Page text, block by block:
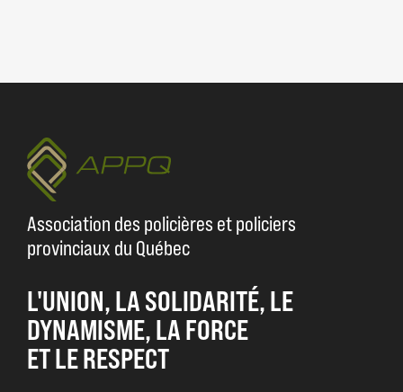
Association des policières et policiers
provinciaux du Québec
L'UNION, LA SOLIDARITÉ, LE
DYNAMISME, LA FORCE
ET LE RESPECT